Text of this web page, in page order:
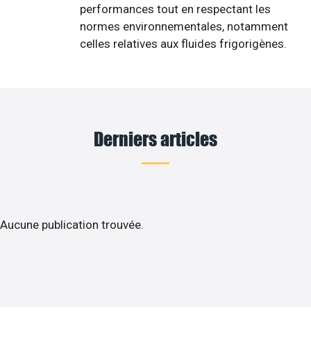
performances tout en respectant les
normes environnementales, notamment
celles relatives aux fluides frigorigènes.
Derniers articles
Aucune publication trouvée.